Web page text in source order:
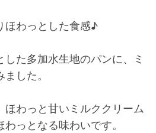
ほわっとした食感♪
した多加水生地のパンに、ミ
した。
ほわっと甘いミルククリーム
っとなる味わいです。